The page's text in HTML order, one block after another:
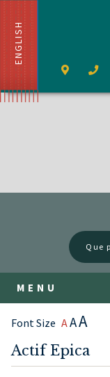
ENGLISH
MENU
Actif Epica
Font Size AAA